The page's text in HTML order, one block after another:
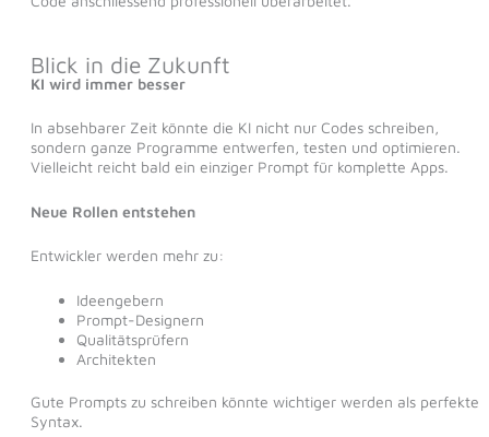
Blick in die Zukunft
KI wird immer besser
In absehbarer Zeit könnte die KI nicht nur Codes schreiben,
sondern ganze Programme entwerfen, testen und optimieren.
Vielleicht reicht bald ein einziger Prompt für komplette Apps.
Neue Rollen entstehen
Entwickler werden mehr zu:
Ideengebern
Prompt-Designern
Qualitätsprüfern
Architekten
Gute Prompts zu schreiben könnte wichtiger werden als perfekte
Syntax.